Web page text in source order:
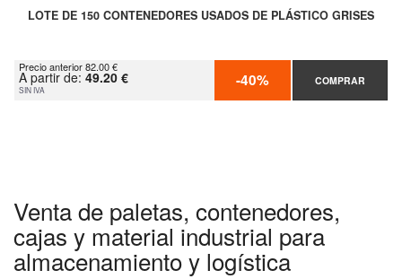
LOTE DE 150 CONTENEDORES USADOS DE PLÁSTICO GRISES
Precio anterior 82.00 €
A partir de: 49.20 €
SIN IVA -40% COMPRAR
Venta de paletas, contenedores,
cajas y material industrial para
almacenamiento y logística